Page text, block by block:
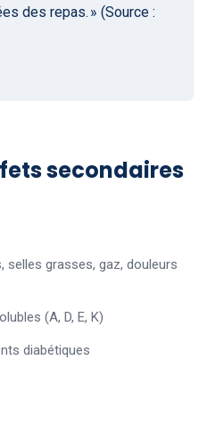
des repas. » (Source :
secondaires
selles grasses, gaz, douleurs
(A, D, E, K)
diabétiques